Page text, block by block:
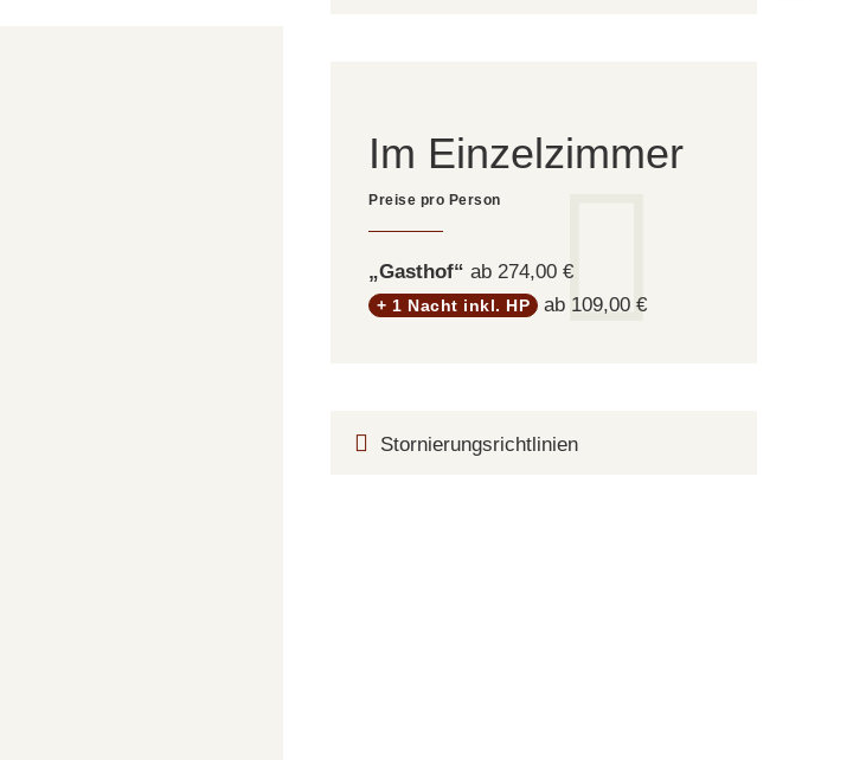
Im Einzelzimmer
„Gasthof“ ab 274,00 €
+ 1 Nacht inkl. HP ab 109,00 €
Stornierungsrichtlinien